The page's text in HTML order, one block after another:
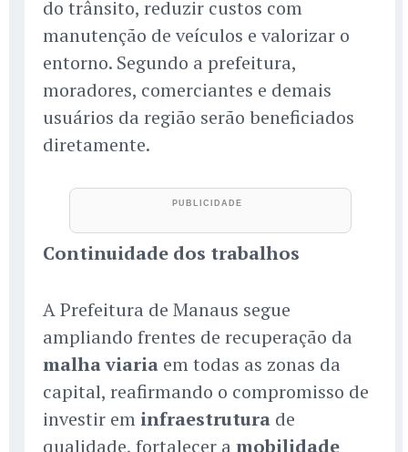
do trânsito, reduzir custos com
manutenção de veículos e valorizar o
entorno. Segundo a prefeitura,
moradores, comerciantes e demais
usuários da região serão beneficiados
diretamente.
Continuidade dos trabalhos
A Prefeitura de Manaus segue
ampliando frentes de recuperação da
malha viaria em todas as zonas da
capital, reafirmando o compromisso de
investir em infraestrutura de
qualidade, fortalecer a mobilidade